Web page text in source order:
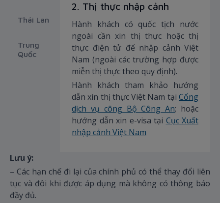
Thái Lan
Trung
Quốc
2. Thị thực nhập cảnh
Hành khách có quốc tịch nước
ngoài cần xin thị thực hoặc thị
thực điện tử để nhập cảnh Việt
Nam (ngoài các trường hợp được
miễn thị thực theo quy định).
Hành khách tham khảo hướng
dẫn xin thị thực Việt Nam tại Cổng
dịch vụ công Bộ Công An; hoặc
hướng dẫn xin e-visa tại Cục Xuất
nhập cảnh Việt Nam
Lưu ý:
– Các hạn chế đi lại của chính phủ có thể thay đổi liên
tục và đôi khi được áp dụng mà không có thông báo
đầy đủ.